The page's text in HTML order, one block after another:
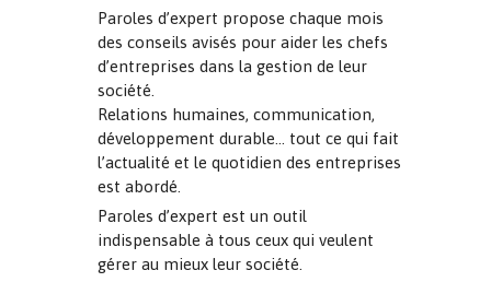
Paroles d’expert propose chaque mois
des conseils avisés pour aider les chefs
d’entreprises dans la gestion de leur
société.
Relations humaines, communication,
développement durable… tout ce qui fait
l’actualité et le quotidien des entreprises
est abordé.
Paroles d’expert est un outil
indispensable à tous ceux qui veulent
gérer au mieux leur société.